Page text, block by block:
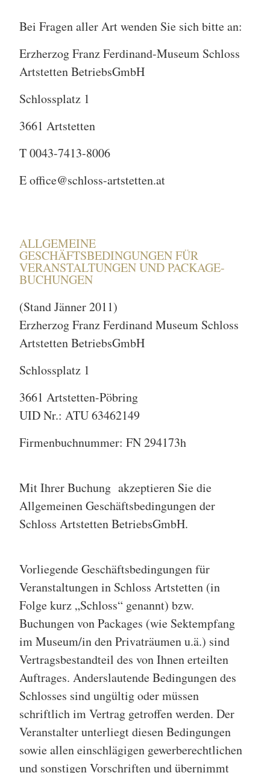
Bei Fragen aller Art wenden Sie sich bitte an:
Erzherzog Franz Ferdinand-Museum Schloss
Artstetten BetriebsGmbH
Schlossplatz 1
3661 Artstetten
T 0043-7413-8006
E office@schloss-artstetten.at
ALLGEMEINE
GESCHÄFTSBEDINGUNGEN FÜR
VERANSTALTUNGEN UND PACKAGE-
BUCHUNGEN
(Stand Jänner 2011)
Erzherzog Franz Ferdinand Museum Schloss
Artstetten BetriebsGmbH
Schlossplatz 1
3661 Artstetten-Pöbring
UID Nr.: ATU 63462149
Firmenbuchnummer: FN 294173h
Mit Ihrer Buchung akzeptieren Sie die
Allgemeinen Geschäftsbedingungen der
Schloss Artstetten BetriebsGmbH.
Vorliegende Geschäftsbedingungen für
Veranstaltungen in Schloss Artstetten (in
Folge kurz „Schloss“ genannt) bzw.
Buchungen von Packages (wie Sektempfang
im Museum/in den Privaträumen u.ä.) sind
Vertragsbestandteil des von Ihnen erteilten
Auftrages. Anderslautende Bedingungen des
Schlosses sind ungültig oder müssen
schriftlich im Vertrag getroffen werden. Der
Veranstalter unterliegt diesen Bedingungen
sowie allen einschlägigen gewerberechtlichen
und sonstigen Vorschriften und übernimmt